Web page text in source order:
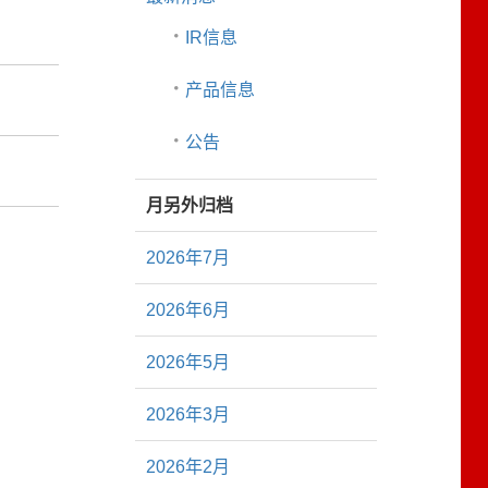
IR信息
产品信息
公告
月另外归档
2026年7月
2026年6月
2026年5月
2026年3月
2026年2月